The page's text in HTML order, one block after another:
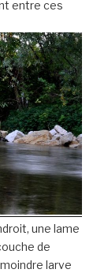
entre ces
une lame
de
larve